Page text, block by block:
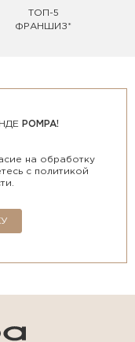
ТОП-5
ФРАНШИЗ*
POMPA!
на обработку
с политикой